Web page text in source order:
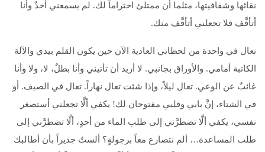
نقائها وشفافيتها، مثلما أن ممتلئ احتراماً لك. لم يسمعني أحدٌ وأنا
أتأفَّف فلا تجعلني أتأفَّف منك.
تعال في واحدة من لحظاتي العادية الآن حين يكون القلم بيدي والآلة
الكاتبة أمامي. والأوراق بجانبي. لا أريد أن تأتيني وأنا بطلٌ، لا، ولا وأنا
غائبٌ عن الوعي. تعال ليلاً، وإذا شئت تعال نهاراً. تعال في الصيف. أو
في الشتاء، إنَّ بابي وقلبي مفتوحان لك! يكفي ألَّا تجعلني أستصغر
نفسي، يكفي ألَّا تضطرَّني إلى طلب الماء من أحدٍ، ألَّا تضطرَّني إلى
طلب المساعدة… ألم نتصارع معاً برجولةٍ؟ ألستُ جديراً بأن أطالبك